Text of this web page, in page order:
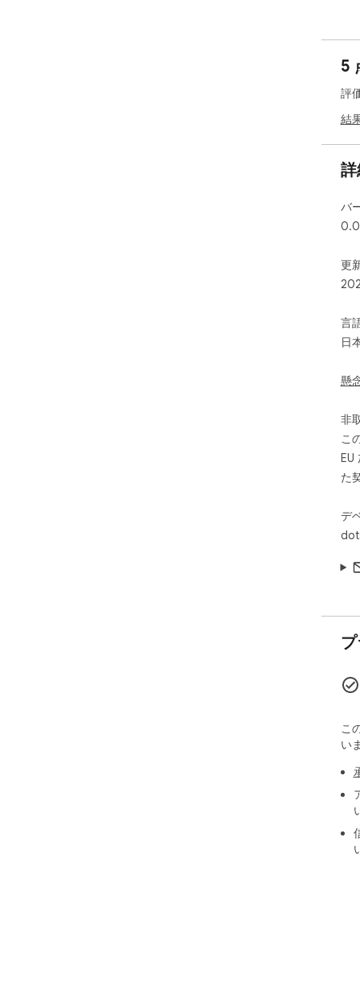
5
評
結
バ
更
懸
言
日
デ
非
こ
EU
た
こ
い